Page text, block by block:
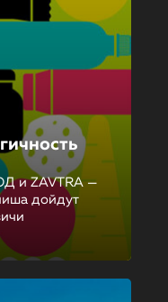
и ZAVTRA —
дойдут